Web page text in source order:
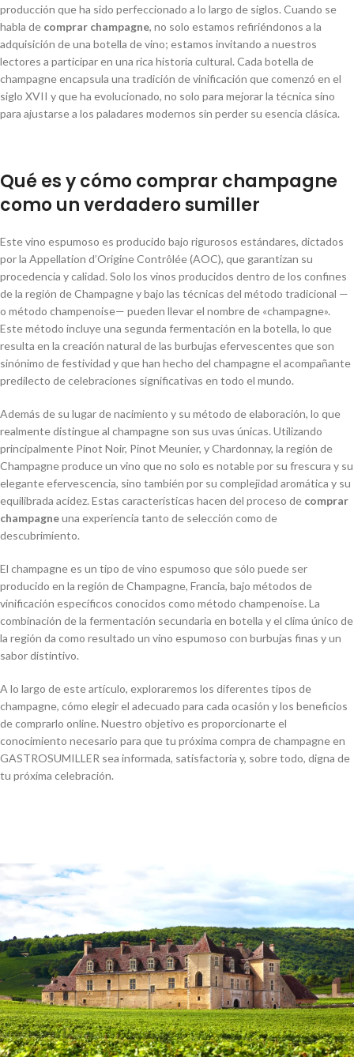
producción que ha sido perfeccionado a lo largo de siglos. Cuando se
habla de comprar champagne, no solo estamos refiriéndonos a la
adquisición de una botella de vino; estamos invitando a nuestros
lectores a participar en una rica historia cultural. Cada botella de
champagne encapsula una tradición de vinificación que comenzó en el
siglo XVII y que ha evolucionado, no solo para mejorar la técnica sino
para ajustarse a los paladares modernos sin perder su esencia clásica.
Qué esy cómo comprar champagne
como un verdadero sumiller
Este vino espumoso es producido bajo rigurosos estándares, dictados
por la Appellation d’Origine Contrôlée (AOC), que garantizan su
procedencia y calidad. Solo los vinos producidos dentro de los confines
de la región de Champagne y bajo las técnicas del método tradicional —
o método champenoise— pueden llevar el nombre de «champagne».
Este método incluye una segunda fermentación en la botella, lo que
resulta en la creación natural de las burbujas efervescentes que son
sinónimo de festividad y que han hecho del champagne el acompañante
predilecto de celebraciones significativas en todo el mundo.
Además de su lugar de nacimiento y su método de elaboración, lo que
realmente distingue al champagne son sus uvas únicas. Utilizando
principalmente Pinot Noir, Pinot Meunier, y Chardonnay, la región de
Champagne produce un vino que no solo es notable por su frescura y su
elegante efervescencia, sino también por su complejidad aromática y su
equilibrada acidez. Estas características hacen del proceso de comprar
champagneuna experiencia tanto de selección como de
descubrimiento.
El champagne es un tipo de vino espumoso que sólo puede ser
producido en la región de Champagne, Francia, bajo métodos de
vinificación específicos conocidos como método champenoise. La
combinación de la fermentación secundaria en botella y el clima único de
la región da como resultado un vino espumoso con burbujas finas y un
sabor distintivo.
A lo largo de este artículo, exploraremos los diferentes tipos de
champagne, cómo elegir el adecuado para cada ocasión y los beneficios
de comprarlo online. Nuestro objetivo es proporcionarte el
conocimiento necesario para que tu próxima compra de champagne en
GASTROSUMILLER sea informada, satisfactoria y, sobre todo, digna de
tu próxima celebración.